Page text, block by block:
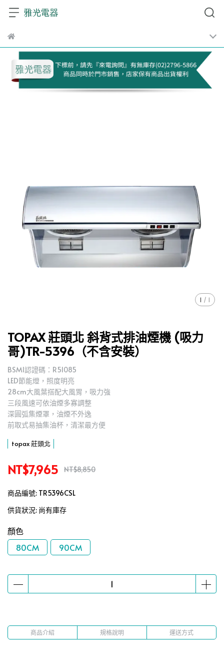
1 / 1
TOPAX 莊頭北 斜背式排油煙機 (吸力
哥)TR-5396（不含安裝）
BSMI認證碼：R51085
LED節能燈，照度明亮
28cm大風葉搭配大風胃，吸力強
三段風速可依油煙多寡調整
深圓弧集煙罩，油煙不外逸
前取式易抽集油杯，清潔最方便
topax 莊頭北
NT$7,965 NT$8,850
商品編號: TR5396CSL
供貨狀況: 尚有庫存
顏色
80CM
90CM
商品介紹 規格說明 運送方式